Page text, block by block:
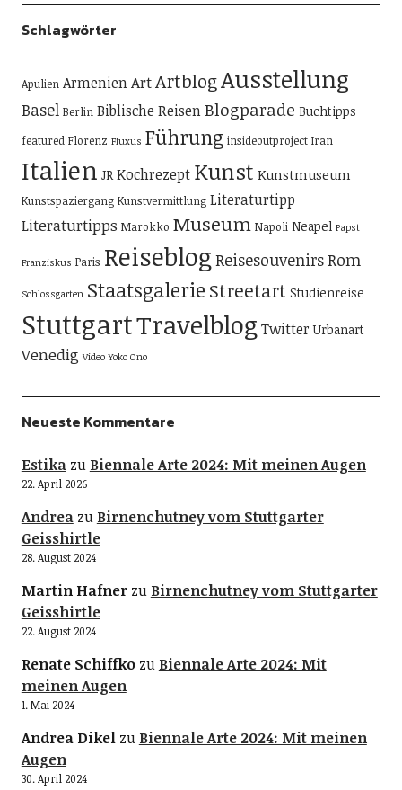
Schlagwörter
Apulien ArmenienArtArtblogAusstellung
Basel Berlin Biblische ReisenBlogparade Buchtipps
featured Florenz Fluxus Führung insideoutproject Iran
Italien JR Kochrezept Kunst Kunstmuseum
Kunstspaziergang Kunstvermittlung Literaturtipp
Literaturtipps Marokko Museum Napoli Neapel Papst
Franziskus Paris Reiseblog ReisesouvenirsRom
Schlossgarten Staatsgalerie Streetart Studienreise
StuttgartTravelblog Twitter Urbanart
Venedig Video Yoko Ono
Neueste Kommentare
Estikazu Biennale Arte 2024: Mit meinen Augen
22. April 2026
Andreazu Birnenchutney vom Stuttgarter
Geisshirtle
28. August 2024
Martin Hafnerzu Birnenchutney vom Stuttgarter
Geisshirtle
22. August 2024
Renate Schiffkozu Biennale Arte 2024: Mit
meinen Augen
1. Mai 2024
Andrea Dikelzu Biennale Arte 2024: Mit meinen
Augen
30. April 2024